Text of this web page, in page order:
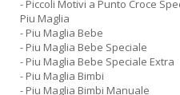
- Piccoli Motivi a Punto Croce
Piu Maglia
- Piu Maglia Bebe
- Piu Maglia Bebe Speciale
- Piu Maglia Bebe Speciale Extra
- Piu Maglia Bimbi
- Piu Maglia Bimbi Manuale